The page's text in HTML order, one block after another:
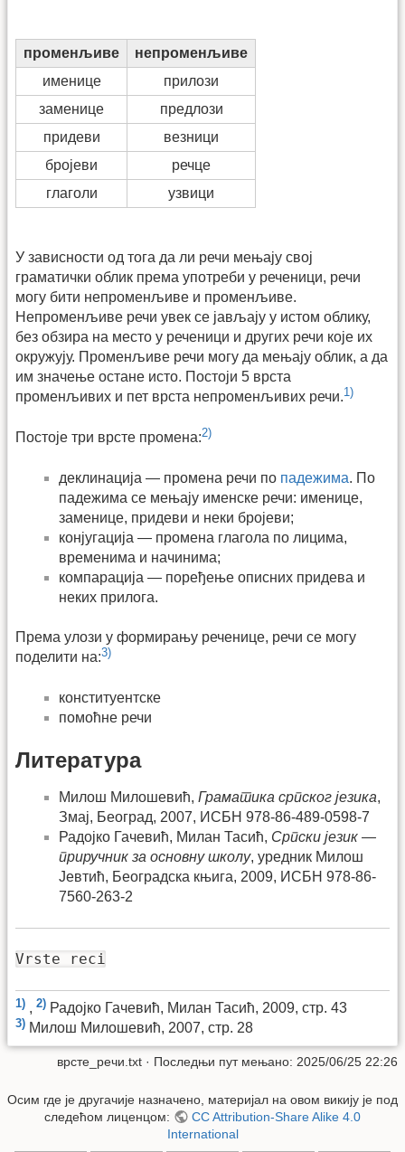
променљиве
непроменљиве
именице
прилози
заменице
предлози
придеви
везници
бројеви
речце
глаголи
узвици
У зависности од тога да ли речи мењају свој
граматички облик према употреби у реченици, речи
могу бити непроменљиве и променљиве.
Непроменљиве речи увек се јављају у истом облику,
без обзира на место у реченици и других речи које их
окружују. Променљиве речи могу да мењају облик, а да
им значење остане исто. Постоји 5 врста
променљивих и пет врста непроменљивих речи.1)
Постоје три врсте промена:2)
деклинација — промена речи по падежима. По
падежима се мењају именске речи: именице,
заменице, придеви и неки бројеви;
конјугација — промена глагола по лицима,
временима и начинима;
компарација — поређење описних придева и
неких прилога.
Према улози у формирању реченице, речи се могу
поделити на:3)
конституентске
помоћне речи
Литература
Милош Милошевић, Граматика српског језика,
Змај, Београд, 2007, ИСБН 978-86-489-0598-7
Радојко Гачевић, Милан Тасић, Српски језик —
приручник за основну школу, уредник Милош
Јевтић, Београдска књига, 2009, ИСБН 978-86-
7560-263-2
Vrste reci
1) , 2) Радојко Гачевић, Милан Тасић, 2009, стр. 43
3) Милош Милошевић, 2007, стр. 28
врсте_речи.txt · Последњи пут мењано: 2025/06/25 22:26
Осим где је другачије назначено, материјал на овом викију је под
следећом лиценцом:
CC Attribution-Share Alike 4.0
International